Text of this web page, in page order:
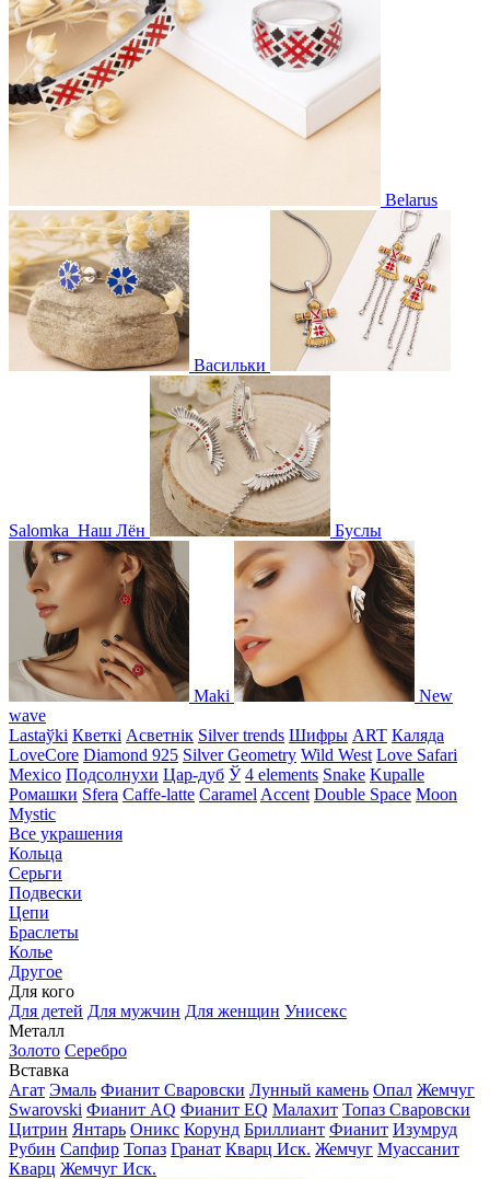
Belarus
Васильки
Salomka Наш Лён Буслы
Maki
New
wave
Lastaўki Кветкі Асветнiк Silver trends Шифры ART Каляда
LoveCore Diamond 925 Silver Geometry Wild West Love Safari
Mexico Подсолнухи Цар-дуб Ў 4 elements Snake Kupalle
Ромашки Sfera Caffe-latte Caramel Accent Double Space Moon
Mystic
Все украшения
Кольца
Серьги
Подвески
Цепи
Браслеты
Колье
Другое
Для кого
Для детей Для мужчин Для женщин Унисекс
Металл
Золото Серебро
Вставка
Агат Эмаль Фианит Сваровски Лунный камень Опал Жемчуг
Swarovski Фианит AQ Фианит EQ Малахит Топаз Сваровски
Цитрин Янтарь Оникс Корунд Бриллиант Фианит Изумруд
Рубин Сапфир Топаз Гранат Кварц Иск. Жемчуг Муассанит
Кварц Жемчуг Иск.